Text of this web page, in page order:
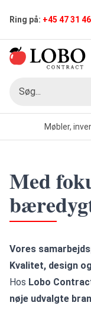
Ring på: +45 47 31
Møbler,
Med
Vores
Kvalitet, design
Hos Lobo
nøje udvalgte